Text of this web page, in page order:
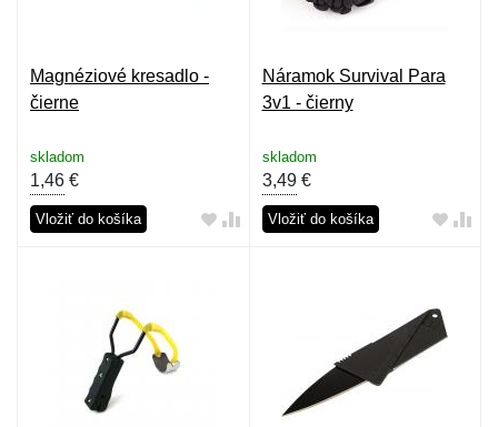
Magnéziové kresadlo -
čierne
skladom
1,46 €
Vložiť do košíka
Náramok Survival Para
3v1 - čierny
skladom
3,49€
Vložiť do košíka